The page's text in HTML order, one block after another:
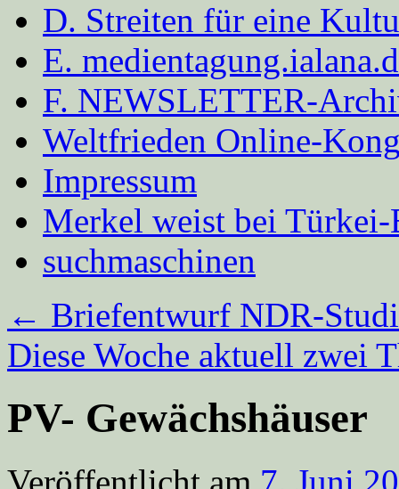
D. Streiten für eine
E.
F. NEWSLETTER-
Weltfrieden Online-
Impressum
Merkel weist bei
suchmaschinen
← Briefentwurf NDR-
Diese Woche aktuell zwei
PV- Gewächshäuser
Veröffentlicht am 7. Juni